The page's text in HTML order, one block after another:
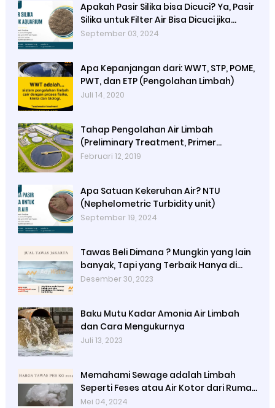
Apakah Pasir Silika bisa Dicuci? Ya, Pasir
Silika untuk Filter Air Bisa Dicuci jika
Sudah Kotor
September 03, 2024
Apa Kepanjangan dari: WWT, STP, POME,
PWT, dan ETP (Pengolahan Limbah)
Juli 14, 2020
Tahap Pengolahan Air Limbah
(Preliminary Treatment, Primer
Treatment, Secondary Treatment,
Februari 12, 2019
Apa Satuan Kekeruhan Air? NTU
(Nephelometric Turbidity unit)
September 19, 2024
Tawas Beli Dimana ? Mungkin yang lain
banyak, Tapi yang Terbaik Hanya di
Kami
Desember 30, 2023
Baku Mutu Kadar Amonia Air Limbah
dan Cara Mengukurnya
Juli 13, 2023
Memahami Sewage adalah Limbah
Seperti Feses atau Air Kotor dari Rumah
dan Pabrik
Mei 04, 2024